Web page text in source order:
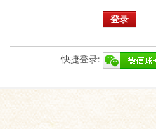
登录
快捷登录: